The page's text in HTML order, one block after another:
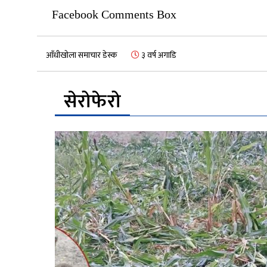
Facebook Comments Box
आँधीखोला समाचार डेस्क ३ वर्ष अगाडि
सेरोफेरो